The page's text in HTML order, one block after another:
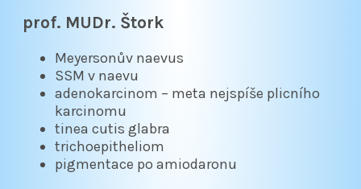
prof. MUDr. Štork
Meyersonův naevus
SSM v naevu
adenokarcinom – meta nejspíše plicního
karcinomu
tinea cutis glabra
trichoepitheliom
pigmentace po amiodaronu